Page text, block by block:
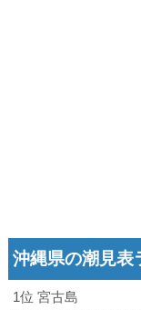
沖縄県の潮見表
1位 宮古島